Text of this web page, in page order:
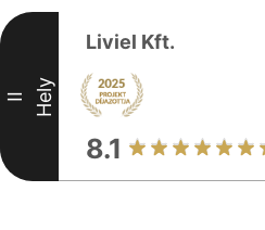
II Hely
Liviel Kft.
8.1